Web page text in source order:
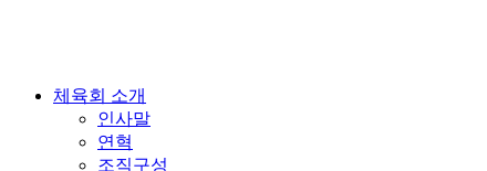
체육회 소개
인사말
연혁
조직구성